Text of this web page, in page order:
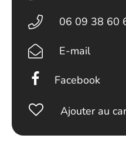
06 09 38 60
E-mail
Facebook
Ajouter au